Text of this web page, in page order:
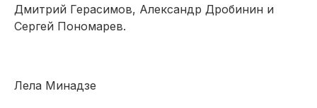
Дмитрий Герасимов, Александр Дробинин и
Сергей Пономарев.
Лела Минадзе